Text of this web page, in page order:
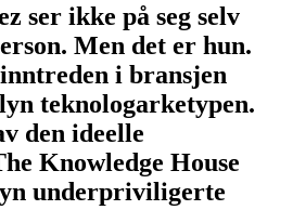
ser ikke på seg selv
Men det er hun.
i bransjen
teknologarketypen.
den ideelle
Knowledge House
underpriviligerte